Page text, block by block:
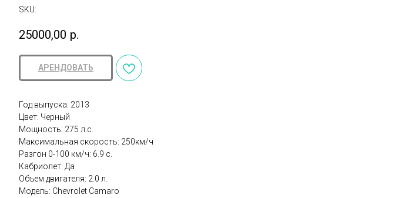
SKU:
25000,00 р.
АРЕНДОВАТЬ
Год выпуска: 2013
Цвет: Черный
Мощность: 275 л.с.
Максимальная скорость: 250км/ч
Разгон 0-100 км/ч: 6.9 с.
Кабриолет: Да
Объем двигателя: 2.0 л.
Модель: Chevrolet Camaro